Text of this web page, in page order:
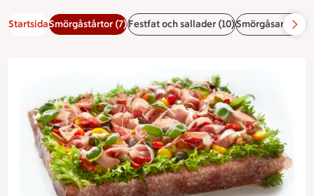
StartsidaSmörgåstårtor (7)Festfat och sallader (10)Smörgåsar och